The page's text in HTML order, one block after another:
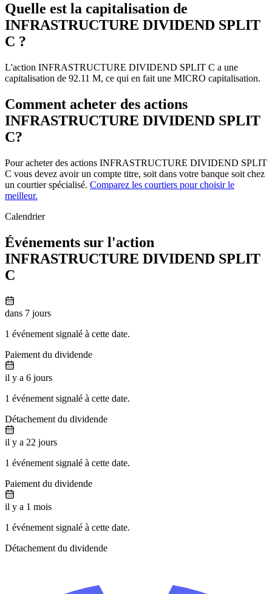
Quelle est la capitalisation de
INFRASTRUCTURE DIVIDEND SPLIT
C ?
L'action INFRASTRUCTURE DIVIDEND SPLIT C a une
capitalisation de 92.11 M, ce qui en fait une MICRO capitalisation.
Comment acheter des actions
INFRASTRUCTURE DIVIDEND SPLIT
C?
Pour acheter des actions INFRASTRUCTURE DIVIDEND SPLIT
C vous devez avoir un compte titre, soit dans votre banque soit chez
un courtier spécialisé. Comparez les courtiers pour choisir le
meilleur.
Calendrier
Événements sur l'action
INFRASTRUCTURE DIVIDEND SPLIT
C
dans 7 jours
1 événement signalé à cette date.
Paiement du dividende
il y a 6 jours
1 événement signalé à cette date.
Détachement du dividende
il y a 22 jours
1 événement signalé à cette date.
Paiement du dividende
il y a 1 mois
1 événement signalé à cette date.
Détachement du dividende